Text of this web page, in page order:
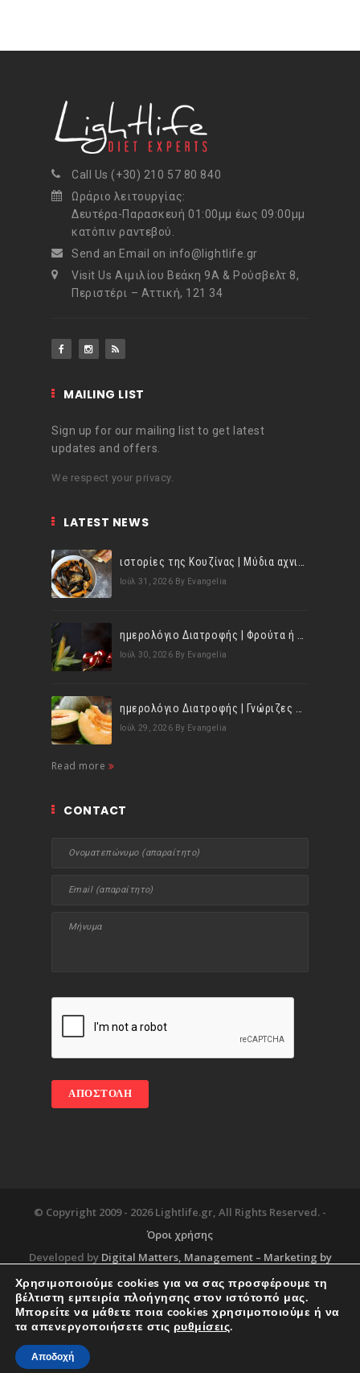
Call Us (+30) 210 57 80 840
Ωράριο λειτουργίας:
Δευτέρα-Παρασκευή 01:00μμ έως 09:00μμ
κατόπιν ραντεβού.
Send an Email on info@lightlife.gr
Visit Us Αιμιλίου Βεάκη 9Α & Ρούσβελτ 8,
Περιστέρι – Αττική, 121 34
MAILING LIST
Sign up for our mailing list to get latest
updates and offers.
We respect your privacy.
LATEST NEWS
Ιούλ 31, 2026 By Evangelia
Ιούλ 30, 2026 By Evangelia
Ιούλ 29, 2026 By Evangelia
Read more
CONTACT
© Copyright 2009 - 2026 Lightlife.gr, All Rights Reserved. -
Όροι χρήσης
Developed by Digital Matters, Management – Marketing by
Blog About Services
Corporate Support
Χρησιμοποιούμε cookies για να σας προσφέρουμε τη
βέλτιστη εμπειρία πλοήγησης στον ιστότοπό μας.
Μπορείτε να μάθετε ποια cookies χρησιμοποιούμε ή να
τα απενεργοποιήσετε στις ρυθμίσεις.
Αποδοχή